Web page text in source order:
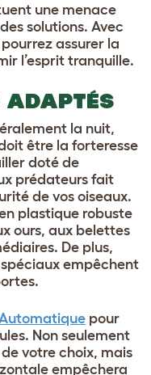
une menace
solutions. Avec
assurer la
l’esprit tranquille.
ADAPTÉS
la nuit,
être la forteresse
doté de
prédateurs fait
de vos oiseaux.
plastique robuste
ours, aux belettes
De plus,
empêchent
pour
Non seulement
votre choix, mais
empêchera